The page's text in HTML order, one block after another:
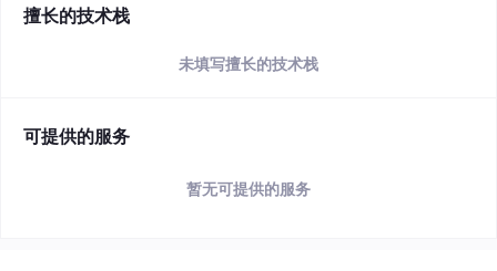
擅长的技术栈
未填写擅长的技术栈
可提供的服务
暂无可提供的服务